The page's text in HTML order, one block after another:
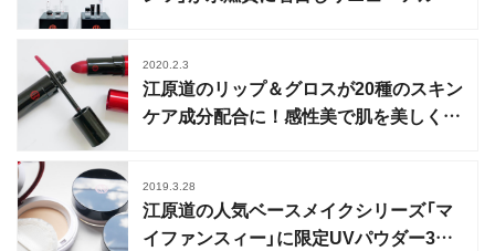
2020.2.3
江原道のリップ＆グロスが20種のスキン
ケア成分配合に！感性美で肌を美しく魅
2019.3.28
江原道の人気ベースメイクシリーズ「マ
イファンスィー」に限定UVパウダー3種